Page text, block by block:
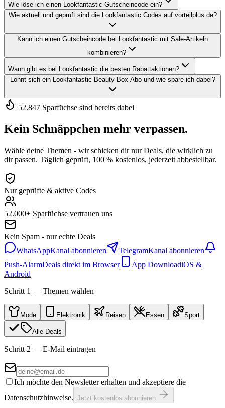
Wie löse ich einen Lookfantastic Gutscheincode ein?
Wie aktuell und geprüft sind die Lookfantastic Codes auf vorteilplus.de?
Kann ich einen Gutscheincode bei Lookfantastic mit Sale-Artikeln
kombinieren?
Wann gibt es bei Lookfantastic die besten Rabattaktionen?
Lohnt sich ein Lookfantastic Beauty Box Abo und wie spare ich dabei?
52.847 Sparfüchse sind bereits dabei
Kein Schnäppchen mehr verpassen.
Wähle deine Themen - wir schicken dir nur Deals, die wirklich zu
dir passen. Täglich geprüft, 100 % kostenlos, jederzeit abbestellbar.
Nur geprüfte & aktive Codes
52.000+ Sparfüchse vertrauen uns
Kein Spam - nur echte Deals
WhatsAppKanal abonnieren TelegramKanal abonnieren
Push-AlarmDeals direkt im Browser App DownloadiOS &
Android
Schritt 1 — Themen wählen
Mode Elektronik Reisen Essen Sport
Alle Deals
Schritt 2 — E-Mail eintragen
Ich möchte den Newsletter erhalten und akzeptiere die
Datenschutzhinweise. Jetzt kostenlos abonnieren